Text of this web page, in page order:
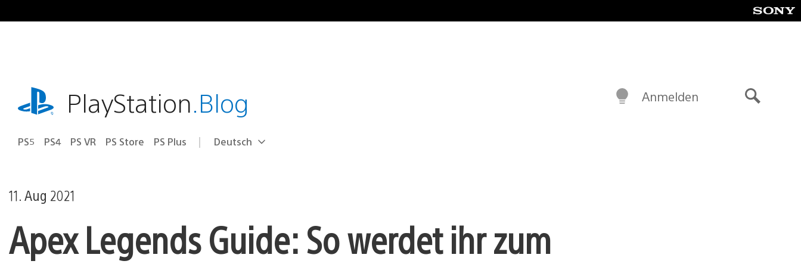
Inhalt
playstation.comPlayStation.Blog
PS5 PS4 PS VR PS Store PS Plus Select
Aktuelle
Deutsch
Anmelden
11. Aug 2021
Apex Legends Guide: So werdet ihr zum